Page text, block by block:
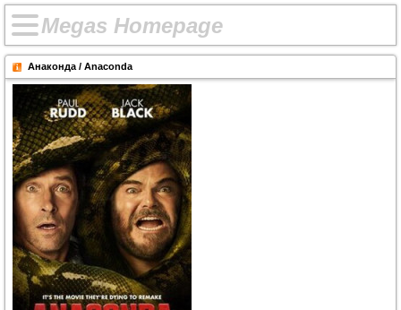
Megas Homepage
Анаконда / Anaconda